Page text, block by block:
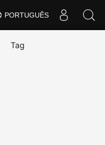
PORTUGUÊS
Tag